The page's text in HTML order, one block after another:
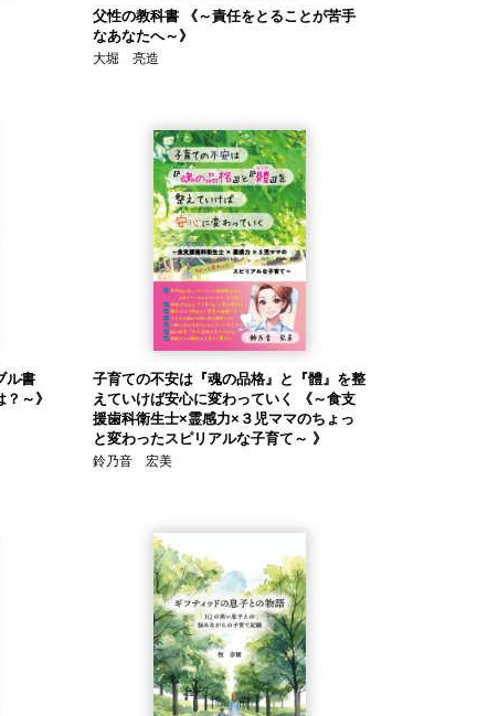
父性の教科書 《～責任をとることが苦手
なあなたへ～》
大堀 亮造
ル書
～》
子育ての不安は『魂の品格』と『體』を整
えていけば安心に変わっていく 《～食支
援歯科衛生士×霊感力×３児ママのちょっ
と変わったスピリアルな子育て～ 》
鈴乃音 宏美